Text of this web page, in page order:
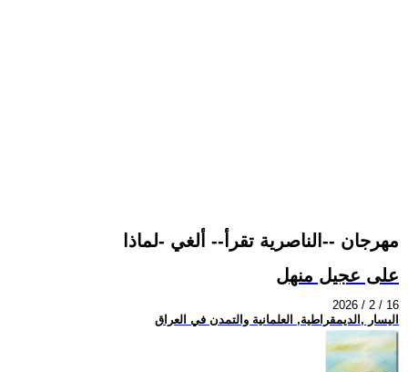
مهرجان --الناصرية تقرأ-- ألغي -لماذا
على عجيل منهل
2026 / 2 / 16
اليسار ,الديمقراطية, العلمانية والتمدن في العراق